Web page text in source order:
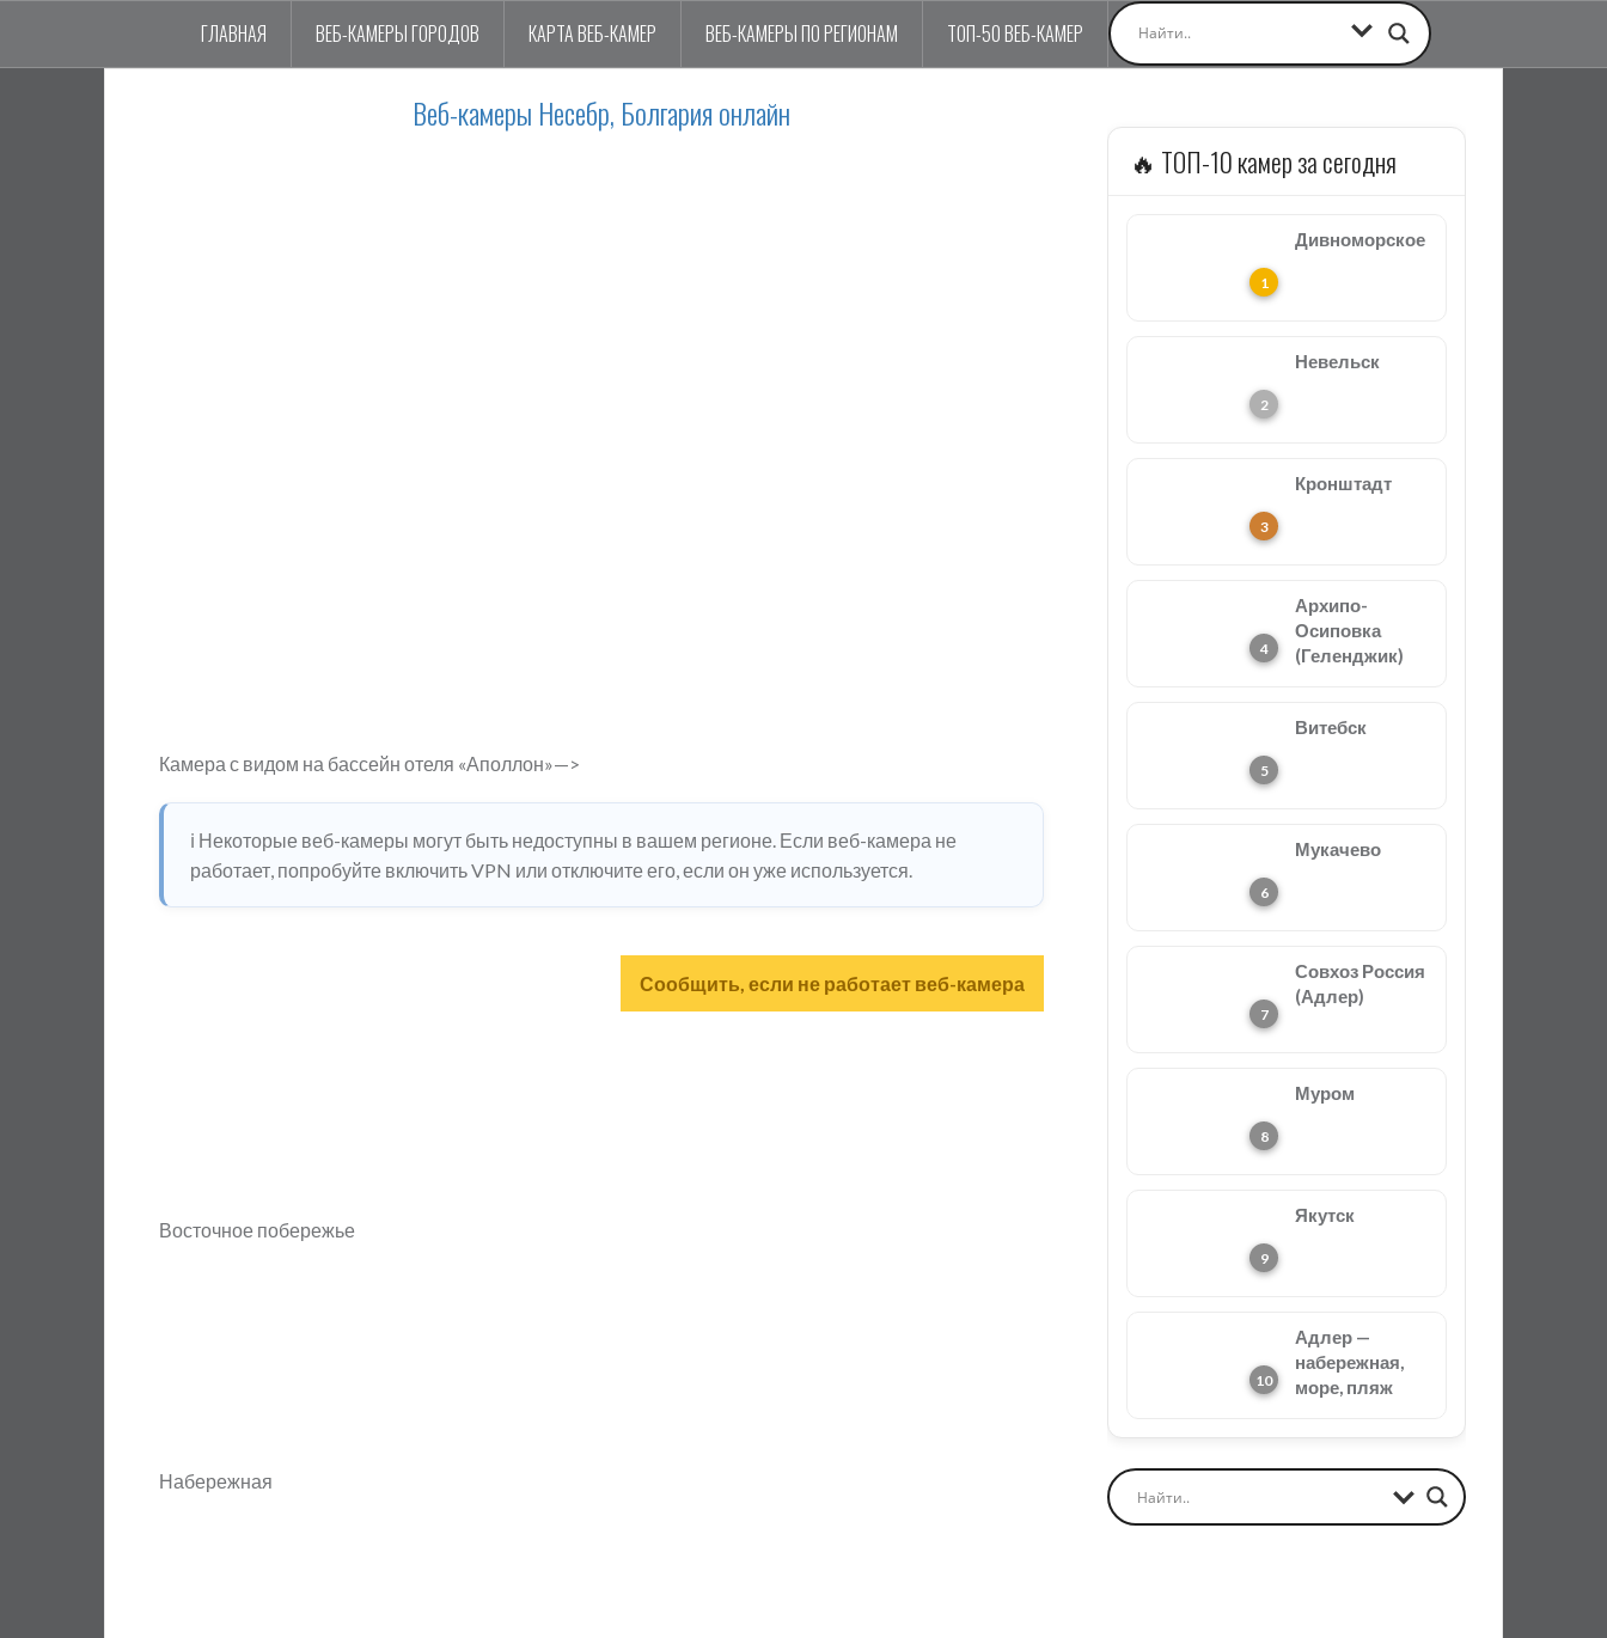
ГЛАВНАЯ ВЕБ-КАМЕРЫ ГОРОДОВ КАРТА ВЕБ-КАМЕР ВЕБ-КАМЕРЫ ПО РЕГИОНАМ ТОП-50 ВЕБ-КАМЕР
Веб-камеры Несебр, Болгария онлайн
Камера с видом на бассейн отеля «Аполлон»—>
ℹ️ Некоторые веб-камеры могут быть недоступны в вашем регионе. Если веб-камера не
работает, попробуйте включить VPN или отключите его, если он уже используется.
Сообщить, если не работает веб-камера
Восточное побережье
Набережная
🔥 ТОП-10 камер за сегодня
Дивноморское
Невельск
Кронштадт
Архипо-
Осиповка
(Геленджик)
Витебск
Мукачево
Совхоз Россия
(Адлер)
Муром
Якутск
Адлер —
набережная,
море, пляж